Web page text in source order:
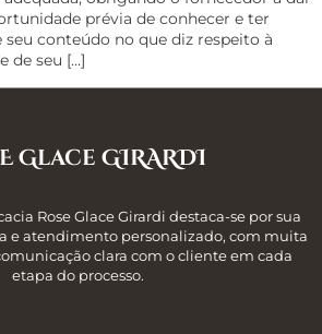
prévia de conhecer e ter
seu conteúdo no que diz respeito à
de seu […]
Glace GIRARDI
Rose Glace Girardi destaca-se por sua
e atendimento personalizado, com muita
clara com o cliente em cada
etapa do processo.